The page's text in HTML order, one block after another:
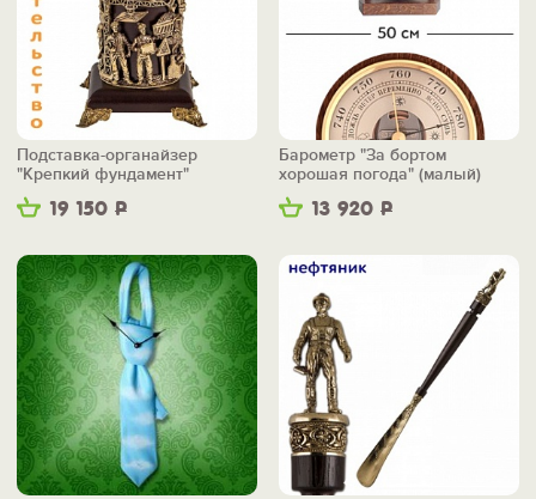
19 150 Р
Подставка-органайзер
"Крепкий фундамент"
13 920 Р
Барометр "За бортом
хорошая погода" (малый)